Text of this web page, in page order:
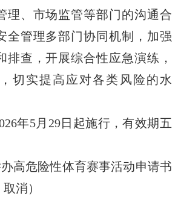
理、市场监管等部门的沟通合
全管理多部门协同机制，加强
排查，开展综合性应急演练，
切实提高应对各类风险的水
年5月29日起施行，有效期五
高危险性体育赛事活动申请书
消）